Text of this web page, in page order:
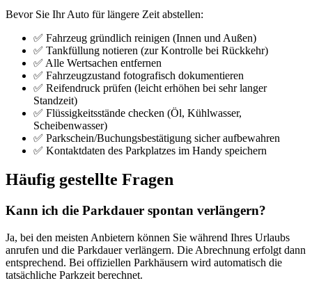
Bevor Sie Ihr Auto für längere Zeit abstellen:
✅ Fahrzeug gründlich reinigen (Innen und Außen)
✅ Tankfüllung notieren (zur Kontrolle bei Rückkehr)
✅ Alle Wertsachen entfernen
✅ Fahrzeugzustand fotografisch dokumentieren
✅ Reifendruck prüfen (leicht erhöhen bei sehr langer
Standzeit)
✅ Flüssigkeitsstände checken (Öl, Kühlwasser,
Scheibenwasser)
✅ Parkschein/Buchungsbestätigung sicher aufbewahren
✅ Kontaktdaten des Parkplatzes im Handy speichern
Häufig gestellte Fragen
Kann ich die Parkdauer spontan verlängern?
Ja, bei den meisten Anbietern können Sie während Ihres Urlaubs
anrufen und die Parkdauer verlängern. Die Abrechnung erfolgt dann
entsprechend. Bei offiziellen Parkhäusern wird automatisch die
tatsächliche Parkzeit berechnet.